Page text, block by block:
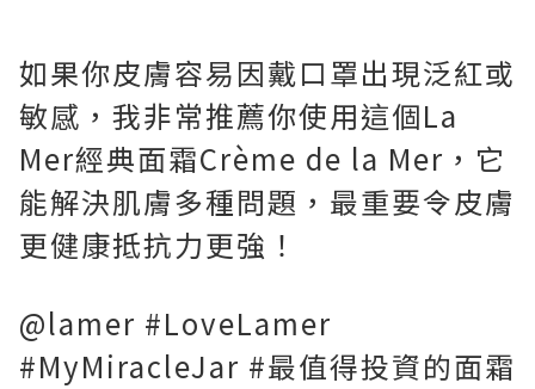
如果你皮膚容易因戴口罩出現泛紅或
敏感，我非常推薦你使用這個La
Mer經典面霜Crème de la Mer，它
能解決肌膚多種問題，最重要令皮膚
更健康抵抗力更強！
@lamer #LoveLamer
#MyMiracleJar #最值得投資的面霜